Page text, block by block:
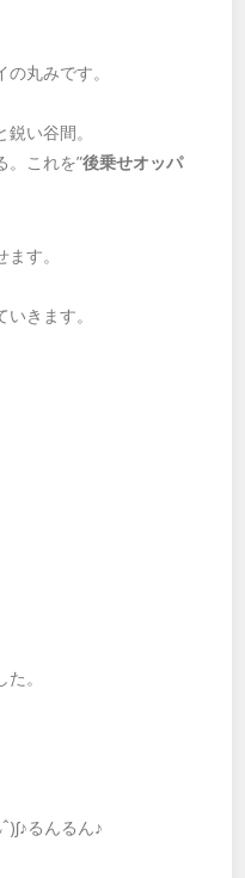
丸みです。
い谷間。
。これを”後乗せオッパ
す。
きます。
。
るんるん♪